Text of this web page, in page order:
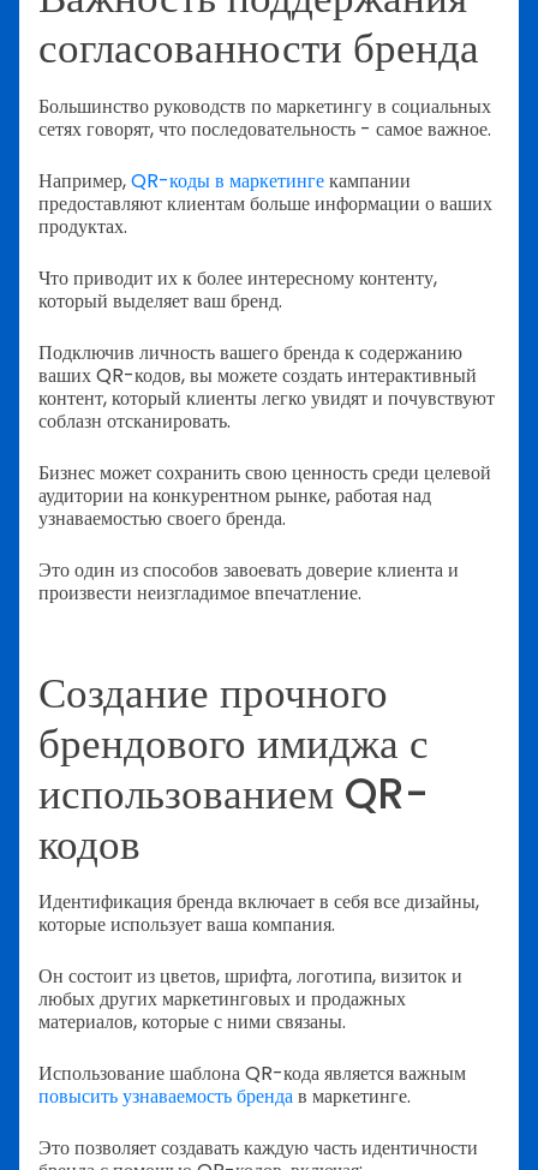
согласованности бренда
Большинство руководств по маркетингу в социальных
сетях говорят, что последовательность - самое важное.
Например,QR-коды в маркетингекампании
предоставляют клиентам больше информации о ваших
продуктах.
Что приводит их к более интересному контенту,
который выделяет ваш бренд.
Подключив личность вашего бренда к содержанию
ваших QR-кодов, вы можете создать интерактивный
контент, который клиенты легко увидят и почувствуют
соблазн отсканировать.
Бизнес может сохранить свою ценность среди целевой
аудитории на конкурентном рынке, работая над
узнаваемостью своего бренда.
Это один из способов завоевать доверие клиента и
произвести неизгладимое впечатление.
Создание прочного
брендового имиджа с
использованием QR-
кодов
Идентификация бренда включает в себя все дизайны,
которые использует ваша компания.
Он состоит из цветов, шрифта, логотипа, визиток и
любых других маркетинговых и продажных
материалов, которые с ними связаны.
Использование шаблона QR-кода является важным
повысить узнаваемость брендав маркетинге.
Это позволяет создавать каждую часть идентичности